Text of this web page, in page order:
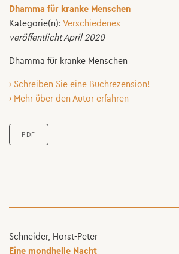
Dhamma für kranke Menschen
Kategorie(n): Verschiedenes
veröffentlicht April 2020
Dhamma für kranke Menschen
› Schreiben Sie eine Buchrezension!
› Mehr über den Autor erfahren
PDF
Schneider, Horst-Peter
Eine mondhelle Nacht